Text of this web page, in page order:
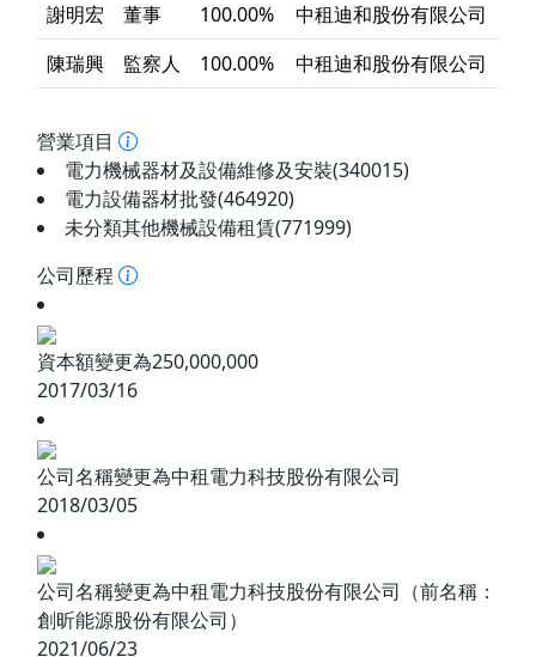
謝明宏
董事 100.00%
中租迪和股份有限公司
陳瑞興
監察人 100.00% 中租迪和股份有限公司
營業項目
電力機械器材及設備維修及安裝(340015)
電力設備器材批發(464920)
未分類其他機械設備租賃(771999)
公司歷程
資本額變更為250,000,000
2017/03/16
公司名稱變更為中租電力科技股份有限公司
2018/03/05
公司名稱變更為中租電力科技股份有限公司（前名稱：
創昕能源股份有限公司）
2021/06/23